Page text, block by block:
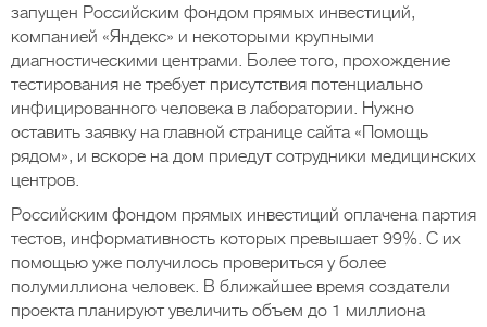
запущен Российским фондом прямых инвестиций,
компанией «Яндекс» и некоторыми крупными
диагностическими центрами. Более того, прохождение
тестирования не требует присутствия потенциально
инфицированного человека в лаборатории. Нужно
оставить заявку на главной странице сайта «Помощь
рядом», и вскоре на дом приедут сотрудники медицинских
центров.
Российским фондом прямых инвестиций оплачена партия
тестов, информативность которых превышает 99%. С их
помощью уже получилось провериться у более
полумиллиона человек. В ближайшее время создатели
проекта планируют увеличить объем до 1 миллиона